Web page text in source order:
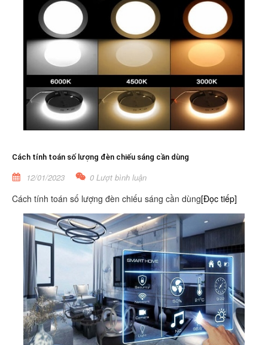
Cách tính toán số lượng đèn chiếu sáng cần dùng
12/01/2023 0 Lượt bình luận
Cách tính toán số lượng đèn chiếu sáng cần dùng[Đọc tiếp]